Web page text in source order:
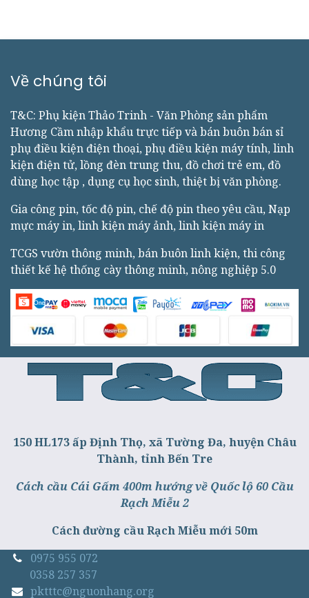
DẠNG KHÔ, nén nhỏ như
Về chúng tôi
T&C: Phụ kiện Thảo Trinh - Văn Phòng sản phẩm
Hương Cầm nhập khẩu trực tiếp và bán buôn bán sỉ
phụ điều kiện điện thoại, phụ điều kiện máy tính, linh
kiện điện tử, lồng đèn trung thu, đồ chơi trẻ em, đồ
dùng học tập , dụng cụ học sinh, thiệt bị văn phòng.
Gia công pin, tốc độ pin, chế độ pin theo yêu cầu, Nạp
mực máy in, linh kiện máy ảnh, linh kiện máy in
TCGS vườn thông minh, bán buôn linh kiện, thi công
thiết kế hệ thống cày thông minh, nông nghiệp 5.0
150 HL173 ấp Định Thọ, xã Tường Đa, huyện Châu
Thành, tỉnh Bến Tre
Cách cầu Cái Gấm 400m hướng về Quốc lộ 60 Cầu
Rạch Miễu 2
Cách đường cầu Rạch Miễu mới 50m
0975 955 072
0358 257 357
pktttc@nguonhang.org